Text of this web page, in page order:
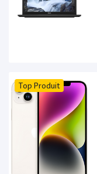
Top Produit